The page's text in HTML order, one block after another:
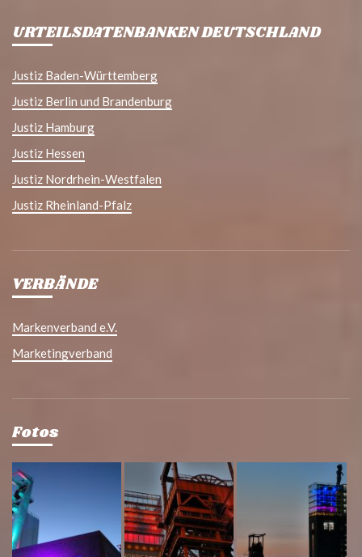
URTEILSDATENBANKEN DEUTSCHLAND
Justiz Baden-Württemberg
Justiz Berlin und Brandenburg
Justiz Hamburg
Justiz Hessen
Justiz Nordrhein-Westfalen
Justiz Rheinland-Pfalz
VERBÄNDE
Markenverband e.V.
Marketingverband
Fotos